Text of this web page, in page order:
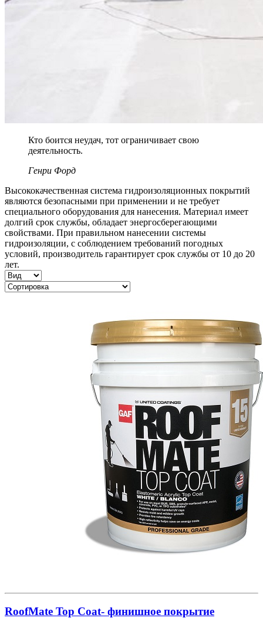
Кто боится неудач, тот ограничивает свою
деятельность.
Генри Форд
Высококачественная система гидроизоляционных покрытий
являются безопасными при применении и не требует
специального оборудования для нанесения. Материал имеет
долгий срок службы, обладает энергосберегающими
свойствами. При правильном нанесении системы
гидроизоляции, с соблюдением требований погодных
условий, производитель гарантирует срок службы от 10 до 20
лет.
RoofMate Top Coat- финишное покрытие